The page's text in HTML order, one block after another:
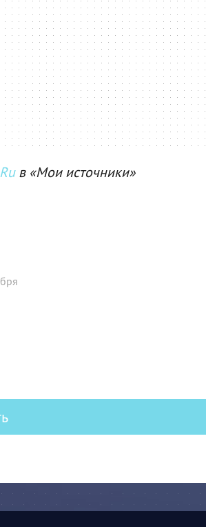
в «Мои источники»